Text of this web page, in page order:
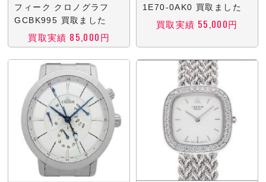
フィーク クロノグラフ
GCBK995 買取ました
買取実績 85,000円
1E70-0AK0 買取ました
買取実績 55,000円